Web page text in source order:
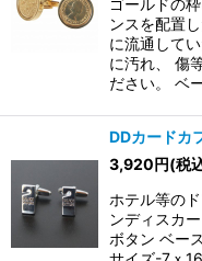
ゴールドの
ンスを配置
に流通して
に汚れ、 傷
ださい。 ベ
DDカードカ
3,920円(税
ホテル等の
ンディスカ
ボタン ベー